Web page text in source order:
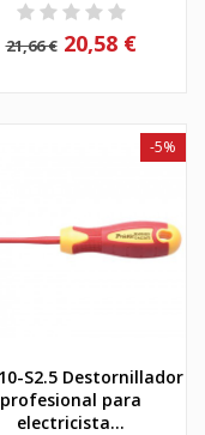
21,66 € 20,58 €
S2.5 Destornillador
profesional para
electricista...
-5%